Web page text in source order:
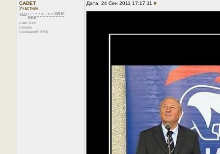
CADET
Участник
с авг 2006
Самара
Сообщений: 4708
Дата: 24 Сен 2011 17:17:11 #